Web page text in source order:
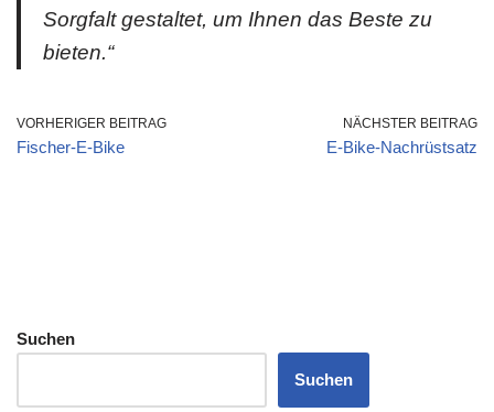
Sorgfalt gestaltet, um Ihnen das Beste zu
bieten.“
VORHERIGER BEITRAG
Fischer-E-Bike
NÄCHSTER BEITRAG
E-Bike-Nachrüstsatz
Suchen
Suchen